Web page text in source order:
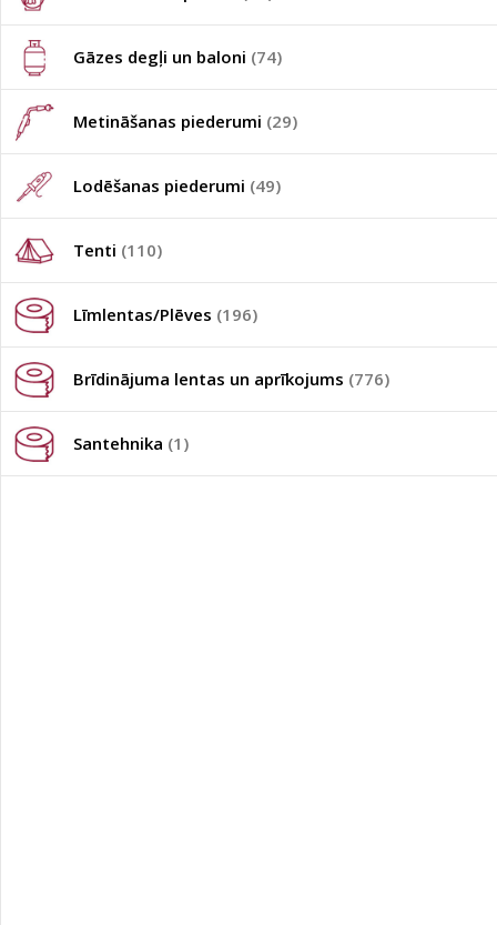
Gāzes degļi un baloni (74)
Metināšanas piederumi (29)
Lodēšanas piederumi (49)
Tenti (110)
Līmlentas/Plēves (196)
Brīdinājuma lentas un aprīkojums (776)
Santehnika (1)